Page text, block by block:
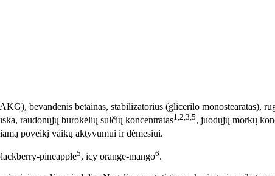
bevandenis betainas, stabilizatorius (glicerilo monostearatas),
raudonųjų burokėlių sulčių koncentratas1,2,3,5, juodųjų morkų
poveikį vaikų aktyvumui ir dėmesiui.
pineapple5, icy orange-mango6.